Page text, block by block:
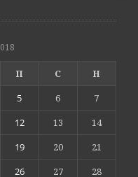
П С
Н
5 6
7
12 13
14
19 20
21
26 27 28